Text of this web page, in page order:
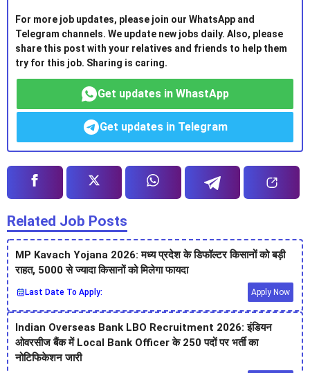
For more job updates, please join our WhatsApp and
Telegram channels. We update new jobs daily. Also, please
share this post with your relatives and friends to help them
try for this job. Sharing is caring.
Get updates in WhastApp
Get updates in Telegram
Related Job Posts
MP Kavach Yojana 2026: मध्य प्रदेश के डिफॉल्टर किसानों को बड़ी
राहत, 5000 से ज्यादा किसानों को मिलेगा फायदा
Last Date To Apply: Apply Now
Indian Overseas Bank LBO Recruitment 2026: इंडियन
ओवरसीज बैंक में Local Bank Officer के 250 पदों पर भर्ती का
नोटिफिकेशन जारी